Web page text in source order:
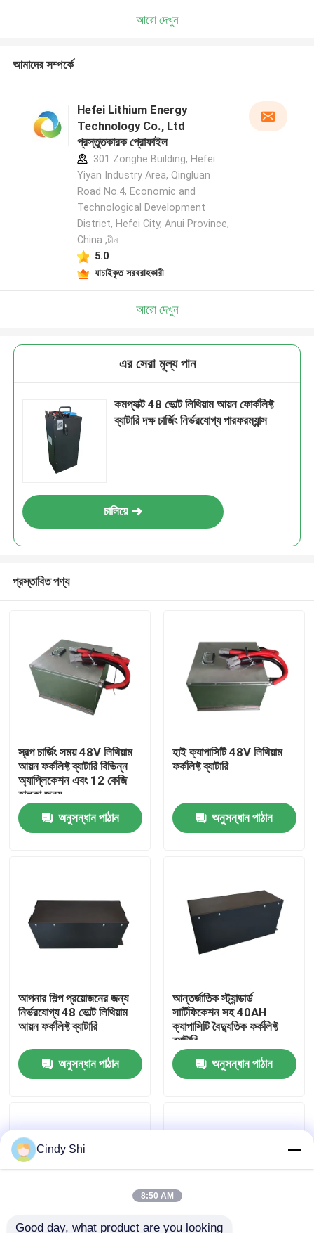
আমাদের সম্পর্কে
মান নিয়ন্ত্রণ
উদ্ধৃতির জন্য আবেদন
বৈদ্যুতিক ফর্কলিফ্ট লিথিয়াম আয়ন ব্যাটারি
প্যালেট ট্রাক ব্যাটারি
আরো দেখুন
আমাদের সম্পর্কে
Hefei Lithium Energy
Technology Co., Ltd
প্রস্তুতকারক প্রোফাইল
301 Zonghe Building, Hefei
Yiyan Industry Area, Qingluan
Road No.4, Economic and
Technological Development
District, Hefei City, Anui Province,
China ,চীন
5.0
যাচাইকৃত সরবরাহকারী
আরো দেখুন
এর সেরা মূল্য পান
কমপ্যাক্ট 48 ভোল্ট লিথিয়াম আয়ন ফোর্কলিফ্ট
ব্যাটারি দক্ষ চার্জিং নির্ভরযোগ্য পারফরম্যান্স
চালিয়ে
প্রস্তাবিত পণ্য
স্বল্প চার্জিং সময় 48V লিথিয়াম
আয়ন ফর্কলিফ্ট ব্যাটারি বিভিন্ন
অ্যাপ্লিকেশন এবং 12 কেজি
হালকা জন্য
অনুসন্ধান পাঠান
হাই ক্যাপাসিটি 48V লিথিয়াম
ফর্কলিফ্ট ব্যাটারি
অনুসন্ধান পাঠান
আপনার শিল্প প্রয়োজনের জন্য
নির্ভরযোগ্য 48 ভোল্ট লিথিয়াম
আয়ন ফর্কলিফ্ট ব্যাটারি
অনুসন্ধান পাঠান
আন্তর্জাতিক স্ট্যান্ডার্ড
সার্টিফিকেশন সহ 40AH
ক্যাপাসিটি বৈদ্যুতিক ফর্কলিফ্ট
ব্যাটারি
অনুসন্ধান পাঠান
Cindy Shi
8:50 AM
Good day, what product are you looking